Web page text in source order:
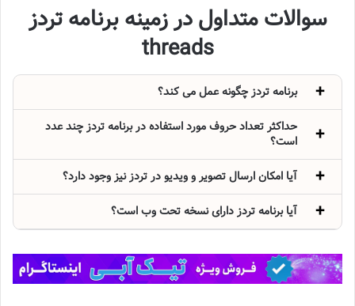
سوالات متداول در زمینه برنامه تردز
threads
برنامه تردز چگونه عمل می کند؟
حداکثر تعداد حروف مورد استفاده در برنامه تردز چند عدد
است؟
آیا امکان ارسال تصویر و ویدیو در تردز نیز وجود دارد؟
آیا برنامه تردز دارای نسخه تحت وب است؟